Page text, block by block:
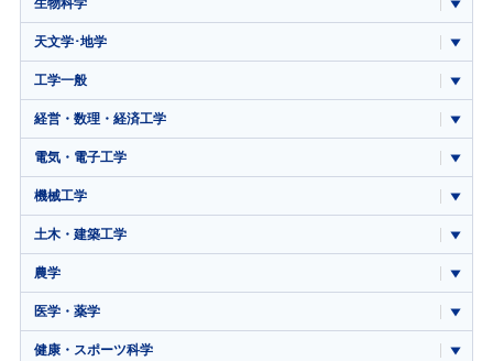
天文学･地学
工学一般
経営・数理・経済工学
電気・電子工学
機械工学
土木・建築工学
農学
医学・薬学
健康・スポーツ科学